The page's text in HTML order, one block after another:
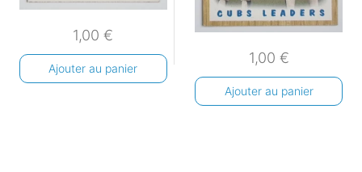
1,00€
Ajouter au panier
1,00 €
Ajouter au panier